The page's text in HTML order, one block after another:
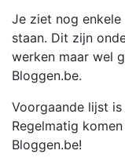
Je ziet nog
staan. Dit zijn
werken maar wel
Bloggen.be.
Voorgaande lijst
Regelmatig
Bloggen.be!